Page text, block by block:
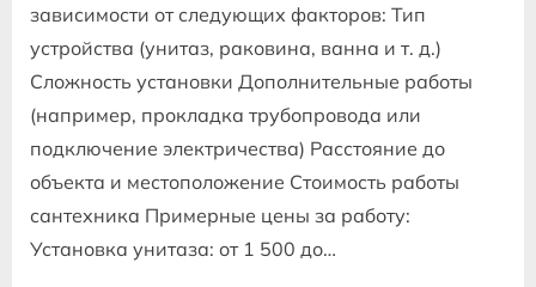
зависимости от следующих факторов: Тип
устройства (унитаз, раковина, ванна и т. д.)
Сложность установки Дополнительные работы
(например, прокладка трубопровода или
подключение электричества) Расстояние до
объекта и местоположение Стоимость работы
сантехника Примерные цены за работу:
Установка унитаза: от 1 500 до…